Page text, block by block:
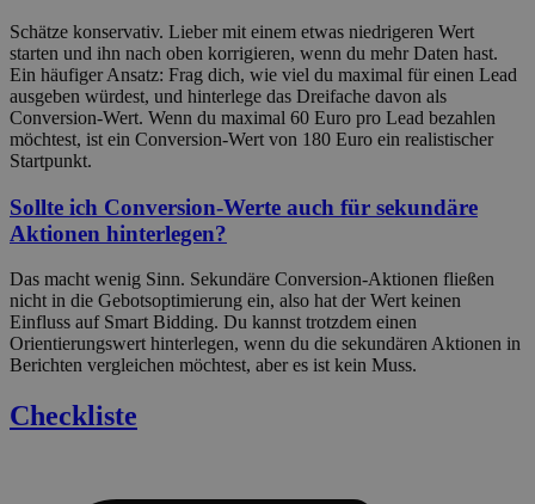
Schätze konservativ. Lieber mit einem etwas niedrigeren Wert
starten und ihn nach oben korrigieren, wenn du mehr Daten hast.
Ein häufiger Ansatz: Frag dich, wie viel du maximal für einen Lead
ausgeben würdest, und hinterlege das Dreifache davon als
Conversion-Wert. Wenn du maximal 60 Euro pro Lead bezahlen
möchtest, ist ein Conversion-Wert von 180 Euro ein realistischer
Startpunkt.
Sollte ich Conversion-Werte auch für sekundäre
Aktionen hinterlegen?
Das macht wenig Sinn. Sekundäre Conversion-Aktionen fließen
nicht in die Gebotsoptimierung ein, also hat der Wert keinen
Einfluss auf Smart Bidding. Du kannst trotzdem einen
Orientierungswert hinterlegen, wenn du die sekundären Aktionen in
Berichten vergleichen möchtest, aber es ist kein Muss.
Checkliste